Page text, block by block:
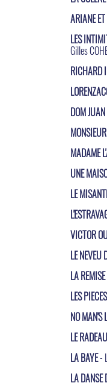
ARIANE
LES
Gilles
RICHARD
DOM JUAN
MADAME
UNE
LE
VICTOR
LE NEVEU
LA REMISE
LES
NO MAN'S
LE
LA BAYE-
LA DANSE